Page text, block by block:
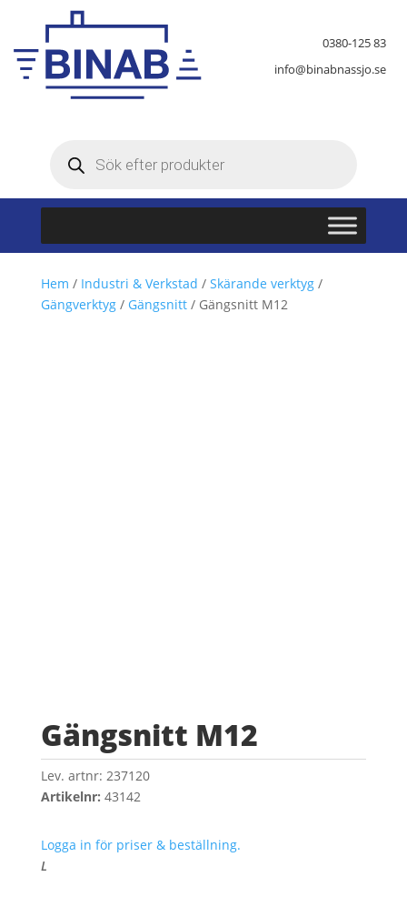
0380-125 83
info@binabnassjo.se
Hem / Industri & Verkstad / Skärande verktyg/
Gängverktyg/ Gängsnitt/ Gängsnitt M12
Gängsnitt M12
Lev. artnr: 237120
Artikelnr: 43142
Logga in för priser & beställning.
L